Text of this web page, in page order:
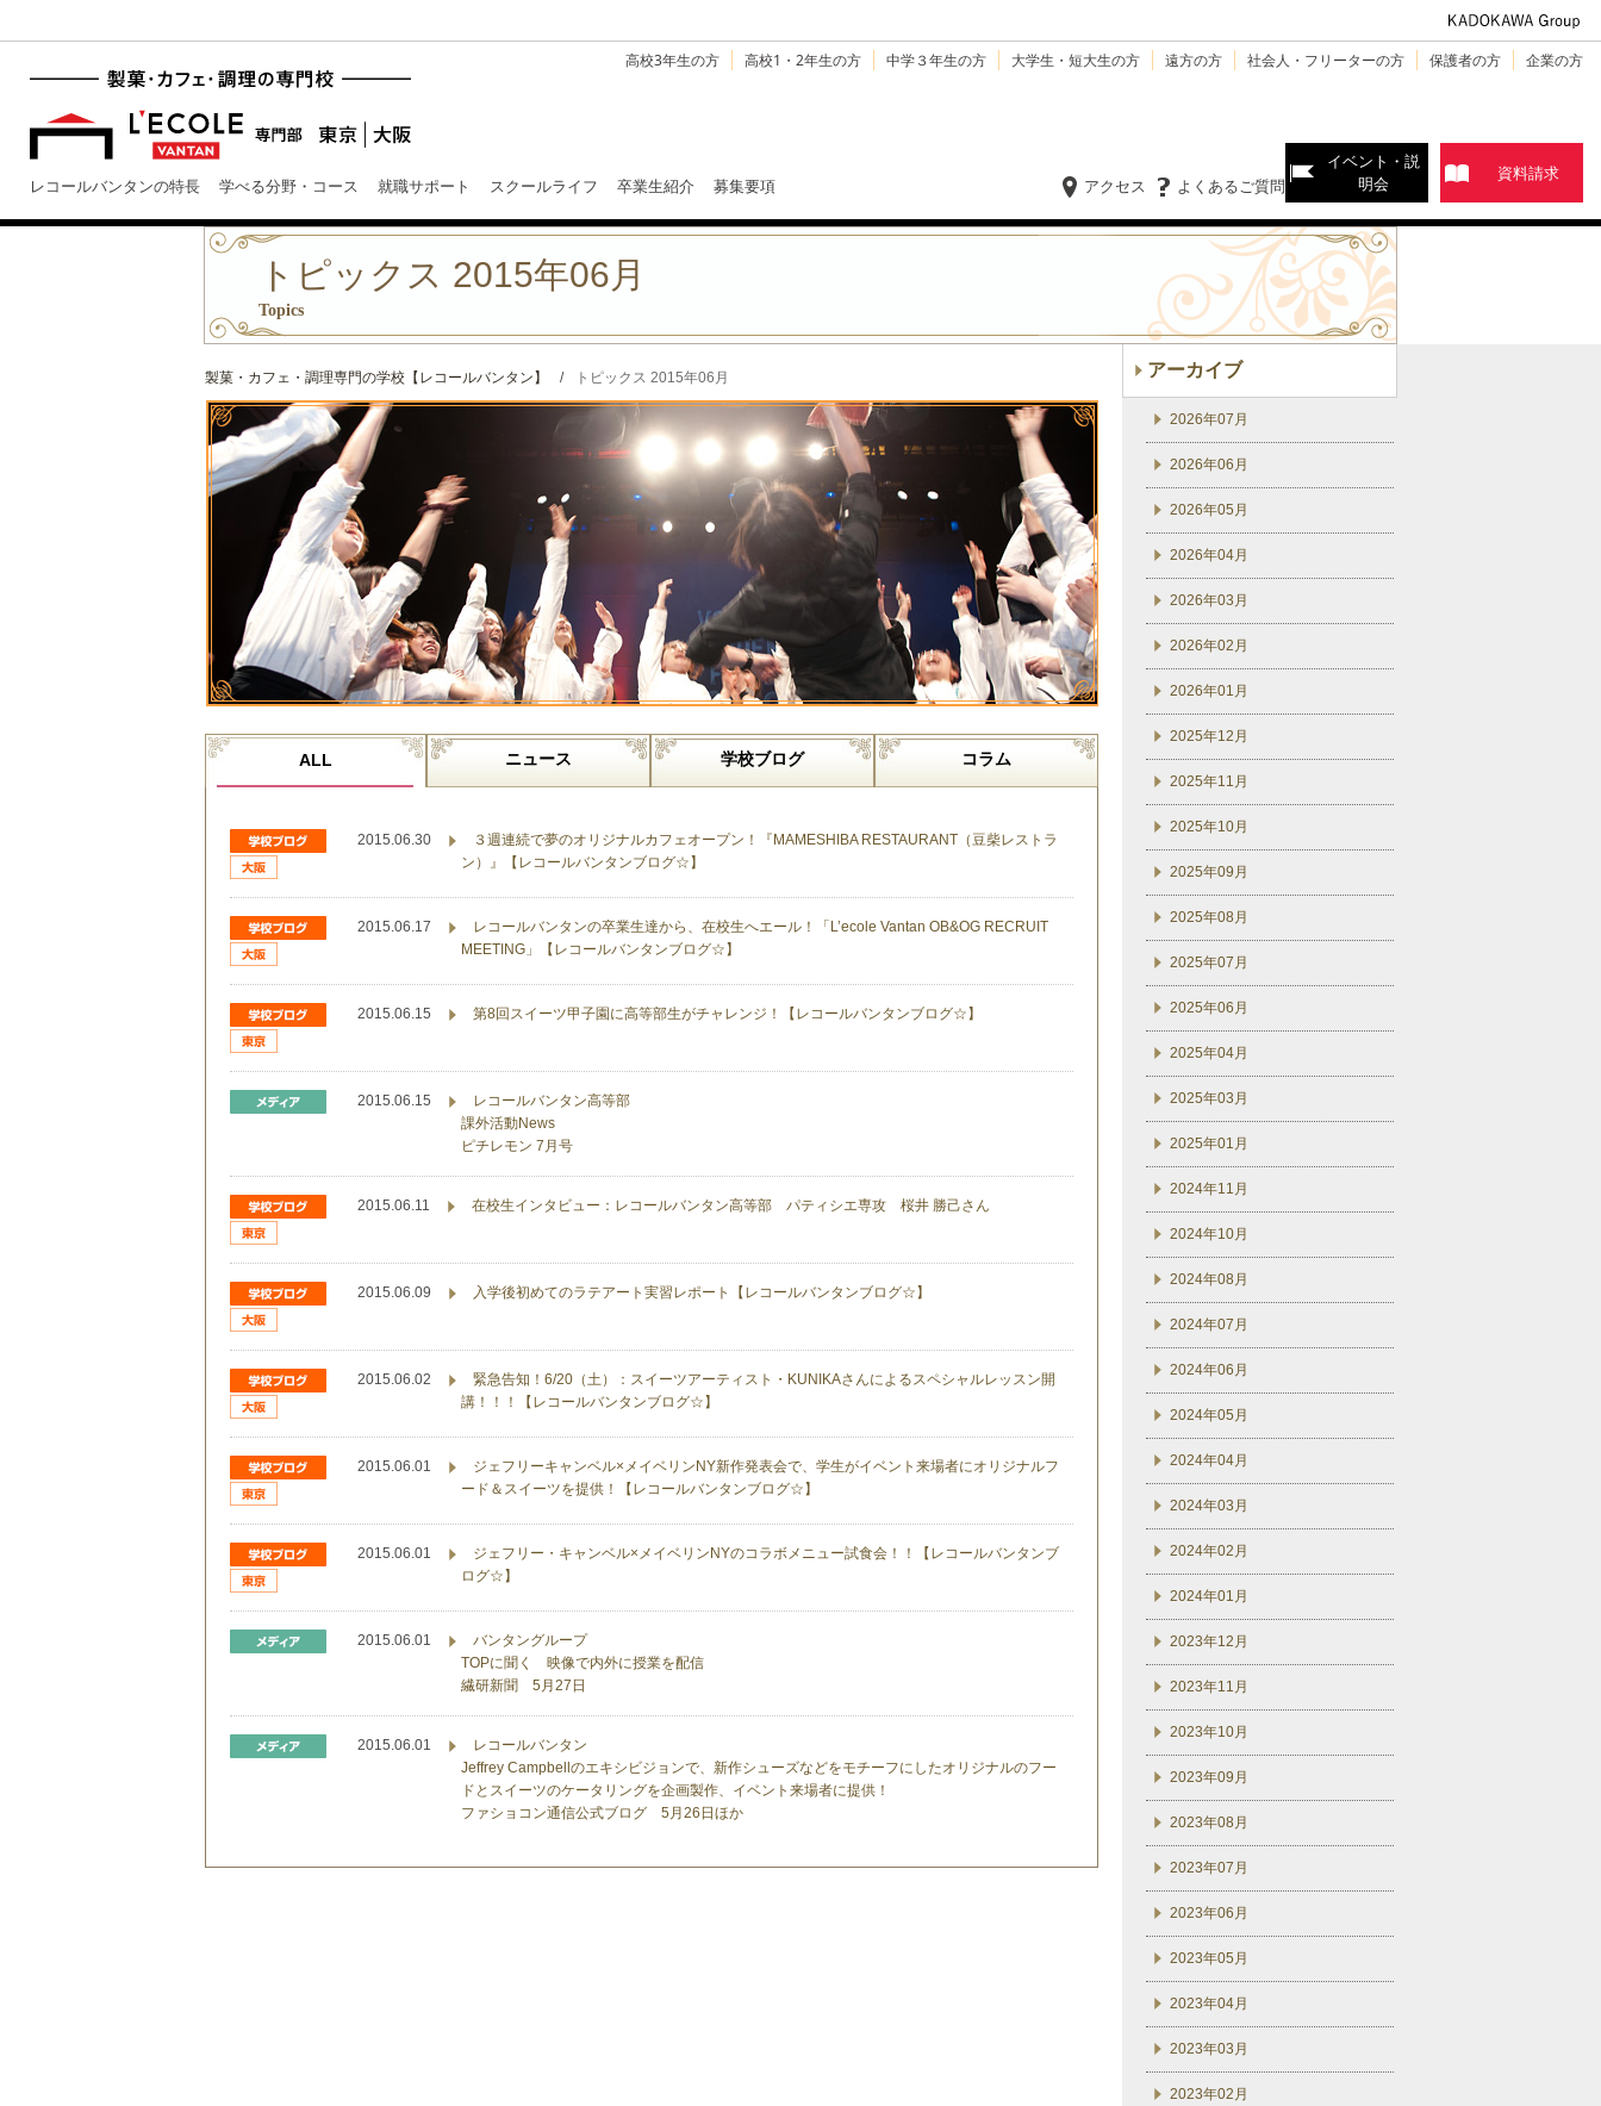
高校3年生の方 高校1・2年生の方 中学３年生の方 大学生・短大生の方 遠方の方 社会人・フリーターの方 保護者の方 企業の方
レコールバンタンの特長 学べる分野・コース 就職サポート スクールライフ 卒業生紹介 募集要項 よくあるご質問
アクセス
イベント・説
明会
資料請求
トピックス 2015年06月
Topics
製菓・カフェ・調理専門の学校【レコールバンタン】 / トピックス 2015年06月
ALL ニュース 学校ブログ コラム
2015.06.30
３週連続で夢のオリジナルカフェオープン！『MAMESHIBA RESTAURANT（豆柴レストラ
ン）』【レコールバンタンブログ☆】
2015.06.17
レコールバンタンの卒業生達から、在校生へエール！「L’ecole Vantan OB&OG RECRUIT
MEETING」【レコールバンタンブログ☆】
2015.06.15 第8回スイーツ甲子園に高等部生がチャレンジ！【レコールバンタンブログ☆】
2015.06.15
レコールバンタン高等部
課外活動News
ピチレモン 7月号
2015.06.11 在校生インタビュー：レコールバンタン高等部 パティシエ専攻 桜井 勝己さん
2015.06.09 入学後初めてのラテアート実習レポート【レコールバンタンブログ☆】
2015.06.02
緊急告知！6/20（土）：スイーツアーティスト・KUNIKAさんによるスペシャルレッスン開
講！！！【レコールバンタンブログ☆】
2015.06.01
ジェフリーキャンベル×メイベリンNY新作発表会で、学生がイベント来場者にオリジナルフ
ード＆スイーツを提供！【レコールバンタンブログ☆】
2015.06.01
ジェフリー・キャンベル×メイベリンNYのコラボメニュー試食会！！【レコールバンタンブ
ログ☆】
2015.06.01
バンタングループ
TOPに聞く 映像で内外に授業を配信
繊研新聞 5月27日
2015.06.01
レコールバンタン
Jeffrey Campbellのエキシビジョンで、新作シューズなどをモチーフにしたオリジナルのフー
ドとスイーツのケータリングを企画製作、イベント来場者に提供！
ファショコン通信公式ブログ 5月26日ほか
アーカイブ
2026年07月
2026年06月
2026年05月
2026年04月
2026年03月
2026年02月
2026年01月
2025年12月
2025年11月
2025年10月
2025年09月
2025年08月
2025年07月
2025年06月
2025年04月
2025年03月
2025年01月
2024年11月
2024年10月
2024年08月
2024年07月
2024年06月
2024年05月
2024年04月
2024年03月
2024年02月
2024年01月
2023年12月
2023年11月
2023年10月
2023年09月
2023年08月
2023年07月
2023年06月
2023年05月
2023年04月
2023年03月
2023年02月